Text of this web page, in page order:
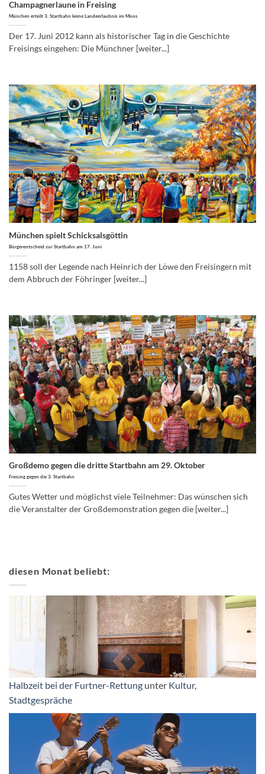
Champagnerlaune in Freising
München erteilt 3. Startbahn keine Landeerlaubnis im Moos
Der 17. Juni 2012 kann als historischer Tag in die Geschichte
Freisings eingehen: Die Münchner [weiter...]
München spielt Schicksalsgöttin
Bürgerentscheid zur Startbahn am 17. Juni
1158 soll der Legende nach Heinrich der Löwe den Freisingern mit
dem Abbruch der Föhringer [weiter...]
Großdemo gegen die dritte Startbahn am 29. Oktober
Freising gegen die 3. Startbahn
Gutes Wetter und möglichst viele Teilnehmer: Das wünschen sich
die Veranstalter der Großdemonstration gegen die [weiter...]
diesen Monat beliebt:
Halbzeit bei der Furtner-Rettung unter Kultur,
Stadtgespräche